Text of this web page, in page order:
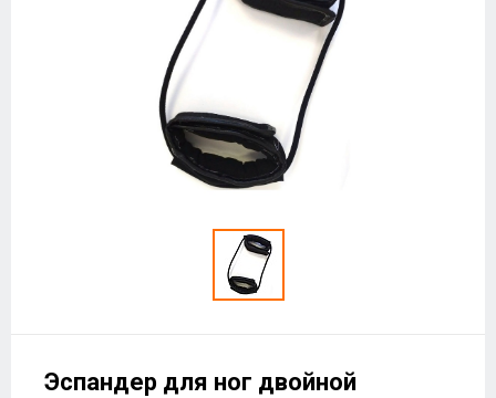
Эспандер для ног двойной